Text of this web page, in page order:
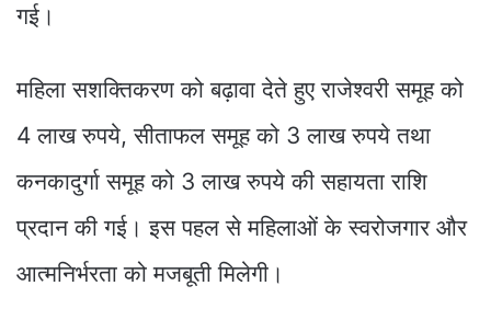
गई।
महिला सशक्तिकरण को बढ़ावा देते हुए राजेश्वरी समूह को
4 लाख रुपये, सीताफल समूह को 3 लाख रुपये तथा
कनकादुर्गा समूह को 3 लाख रुपये की सहायता राशि
प्रदान की गई। इस पहल से महिलाओं के स्वरोजगार और
आत्मनिर्भरता को मजबूती मिलेगी।